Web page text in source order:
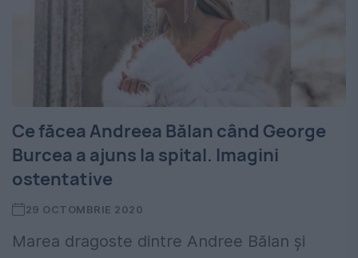
Ce făcea Andreea Bălan când George
Burcea a ajuns la spital. Imagini
ostentative
29 OCTOMBRIE 2020
Marea dragoste dintre Andree Bălan și